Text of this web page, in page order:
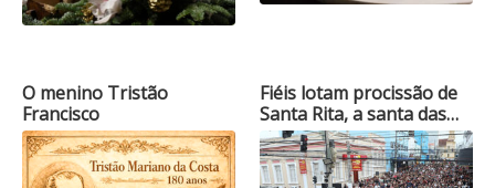
O menino Tristão
Francisco
Fiéis lotam procissão de
Santa Rita, a santa das…